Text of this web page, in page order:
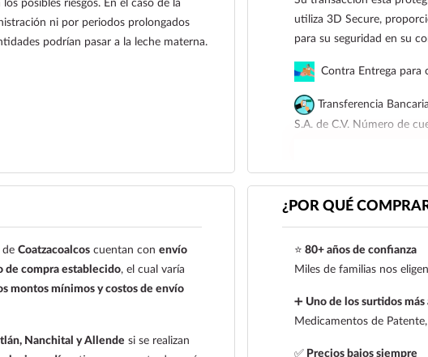
posibles riesgos. En el caso de la
ni por periodos prolongados
podrían pasar a la leche materna.
Ver más
utiliza 3D Secure,
para su seguridad en su
Contra Entrega para
Transferencia
S.A. de C.V. Número de
Para esta forma de pago
siguiente correo
921 261 8491
deCoatzacoalcos cuentan conenvío
de compra establecido, el cual varía
montos mínimos y costos de envío
Nanchital y Allende si se realizan
¿POR QUÉ
⭐ 80+ años de confianza
Miles de familias nos
➕ Uno de los surtidos
Medicamentos de
✅Precios bajos siempre